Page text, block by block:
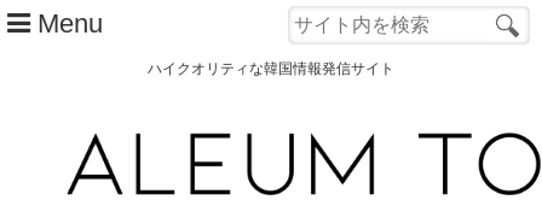
Menu
ALEUM TOWNとは？
ハイクオリティな韓国情報発信サイト